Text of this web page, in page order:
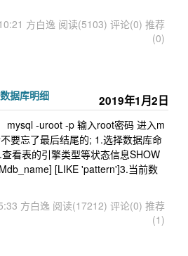
方白逸 阅读(5103) 评论(0) 推荐
(0)
2019年1月2日
据库明细
mysql -uroot -p 输入root密码 进入m
要忘了最后结尾的; 1.选择数据库命
看表的引擎类型等状态信息SHOW
[LIKE 'pattern']3.当前数
方白逸 阅读(17212) 评论(0) 推荐
(1)